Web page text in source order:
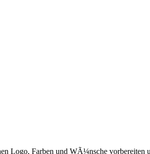
Logo, Farben und WÃ¼nsche vorbereiten